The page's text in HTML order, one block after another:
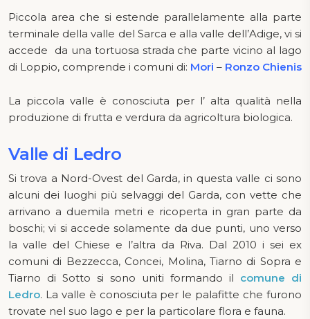
Piccola area che si estende parallelamente alla parte
terminale della valle del Sarca e alla valle dell’Adige, vi si
accede da una tortuosa strada che parte vicino al lago
di Loppio, comprende i comuni di: Mori – Ronzo Chienis
La piccola valle è conosciuta per l’ alta qualità nella
produzione di frutta e verdura da agricoltura biologica.
Valle di Ledro
Si trova a Nord-Ovest del Garda, in questa valle ci sono
alcuni dei luoghi più selvaggi del Garda, con vette che
arrivano a duemila metri e ricoperta in gran parte da
boschi; vi si accede solamente da due punti, uno verso
la valle del Chiese e l’altra da Riva. Dal 2010 i sei ex
comuni di Bezzecca, Concei, Molina, Tiarno di Sopra e
Tiarno di Sotto si sono uniti formando il comune di
Ledro. La valle è conosciuta per le palafitte che furono
trovate nel suo lago e per la particolare flora e fauna.